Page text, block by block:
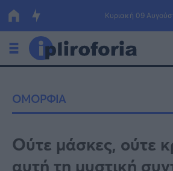
Κυριακή 09
Οικονομία
Πολιτική
ΟΜΟΡΦΙΑ
Ούτε μάσκες, ούτε
αυτή τη μυστική